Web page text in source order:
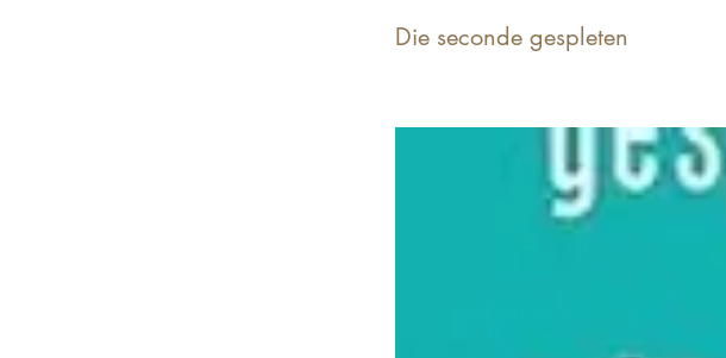
Die seconde gespleten